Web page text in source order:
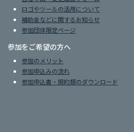
ロゴやツールの活用について
補助金などに関するお知らせ
参加団体限定ページ
参加をご希望の方へ
参加のメリット
参加申込みの流れ
参加申込書・規約類のダウンロード